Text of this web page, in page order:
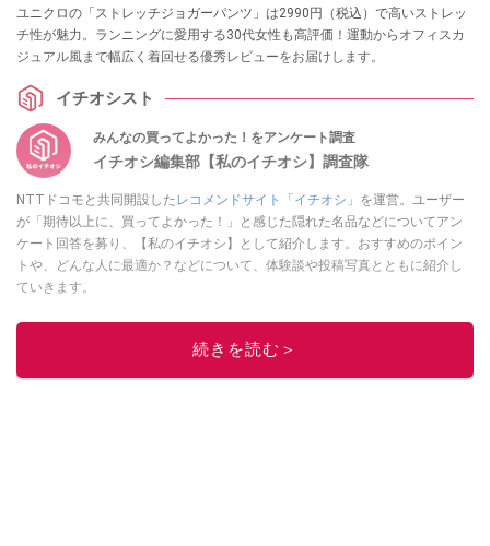
ユニクロの「ストレッチジョガーパンツ」は2990円（税込）で高いストレッ
チ性が魅力。ランニングに愛用する30代女性も高評価！運動からオフィスカ
ジュアル風まで幅広く着回せる優秀レビューをお届けします。
イチオシスト
みんなの買ってよかった！をアンケート調査
イチオシ編集部【私のイチオシ】調査隊
NTTドコモと共同開設した レコメンドサイト「イチオシ」 を運営。ユーザー
が「期待以上に、買ってよかった！」と感じた隠れた名品などについてアン
ケート回答を募り、【私のイチオシ】として紹介します。おすすめのポイン
トや、どんな人に最適か？などについて、体験談や投稿写真とともに紹介し
ていきます。
このイチオシストの他の記事を読む
続きを読む＞